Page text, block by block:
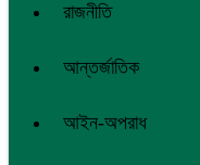
রাজনীতি
আন্তর্জাতিক
আইন-অপরাধ